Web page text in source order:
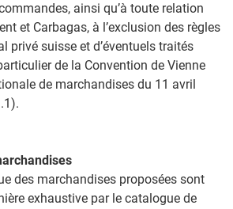
ainsi qu’à toute relation
et Carbagas, à l’exclusion des règles
privé suisse et d’éventuels traités
de la Convention de Vienne
de marchandises du 11 avril
des marchandises proposées sont
exhaustive par le catalogue de